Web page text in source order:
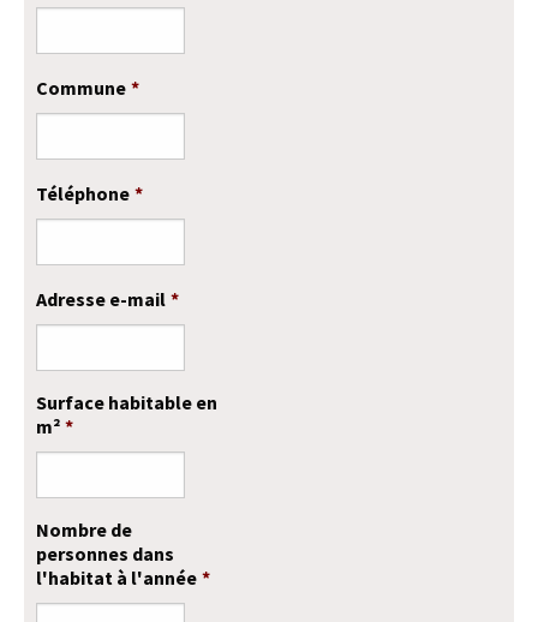
Commune *
Téléphone *
Adresse e-mail *
Surface habitable en
m² *
Nombre de
personnes dans
l'habitat à l'année *